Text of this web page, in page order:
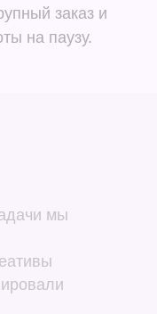
заказ и
на паузу.
мы